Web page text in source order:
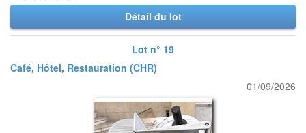
Détail du lot
Lot n° 19
Café, Hôtel, Restauration (CHR)
01/09/2026